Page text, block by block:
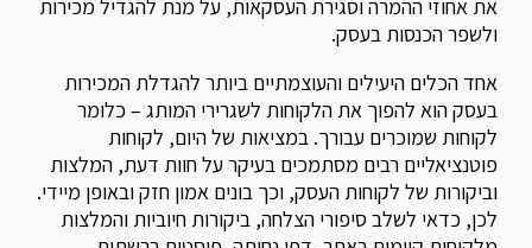
את אחוזי ההמרה וסגירת העסקאות, על מנת להגדיל מכירות
ולשפר הכנסות בעסק.
אחד הכלים היעילים והעוצמתיים ביותר להגדלת המכירות
בעסק הוא להפוך את הלקוחות לשגרירי המותג – כלומר
לקוחות שמוכרים עבורך. במציאות של היום, לקוחות
פוטנציאליים רבים מסתמכים בעיקר על חוות דעת, המלצות
וביקורות של לקוחות העסק, וכך בונים אמון חזק ובאופן מיידי.
לכן, כדאי לשלב סיפורי הצלחה, ביקורות חיוביות והמלצות